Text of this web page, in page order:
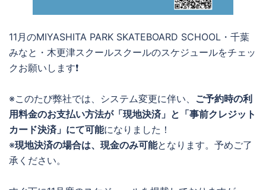
11月のMIYASHITA PARK SKATEBOARD SCHOOL・千葉
みなと・木更津スクールスクールのスケジュールをチェッ
クお願いします❗️
※このたび弊社では、システム変更に伴い、 ご予約時の利
用料金のお支払い方法が「現地決済」と「事前クレジット
カード決済」にて可能になりました！
※現地決済の場合は、現金のみ可能となります。予めご了
承ください。